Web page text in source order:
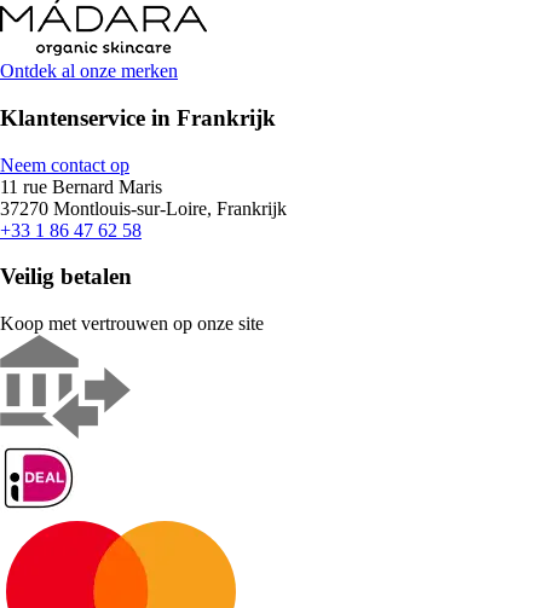
Ontdek al onze merken
Klantenservice in Frankrijk
Neem contact op
11 rue Bernard Maris
37270 Montlouis-sur-Loire, Frankrijk
+33 1 86 47 62 58
Veilig betalen
Koop met vertrouwen op onze site